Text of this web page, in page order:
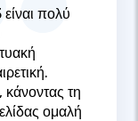
πολύ
τη
ομαλή